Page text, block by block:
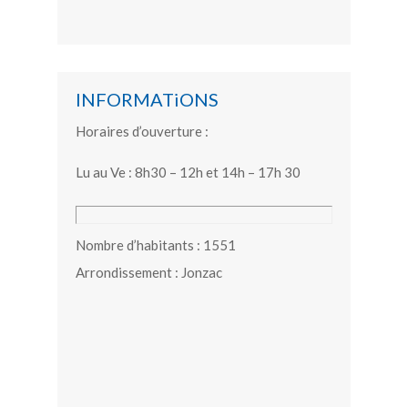
INFORMATiONS
Horaires d’ouverture :
Lu au Ve : 8h30 – 12h et 14h – 17h 30
Nombre d’habitants : 1551
Arrondissement : Jonzac